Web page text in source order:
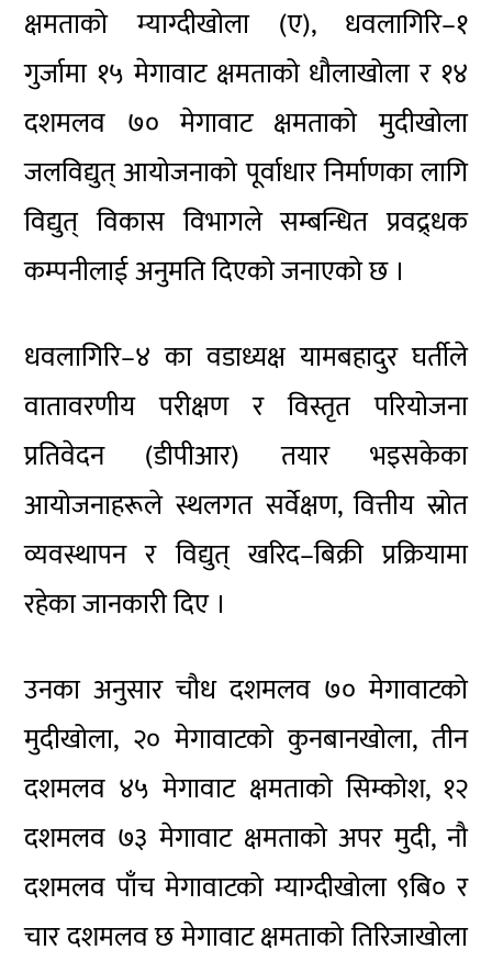
क्षमताको म्याग्दीखोला (ए), धवलागिरि–१
गुर्जामा १५ मेगावाट क्षमताको धौलाखोला र १४
दशमलव ७० मेगावाट क्षमताको मुदीखोला
जलविद्युत् आयोजनाको पूर्वाधार निर्माणका लागि
विद्युत् विकास विभागले सम्बन्धित प्रवद्र्धक
कम्पनीलाई अनुमति दिएको जनाएको छ ।
धवलागिरि–४ का वडाध्यक्ष यामबहादुर घर्तीले
वातावरणीय परीक्षण र विस्तृत परियोजना
प्रतिवेदन (डीपीआर) तयार भइसकेका
आयोजनाहरूले स्थलगत सर्वेक्षण, वित्तीय स्रोत
व्यवस्थापन र विद्युत् खरिद–बिक्री प्रक्रियामा
रहेका जानकारी दिए ।
उनका अनुसार चौध दशमलव ७० मेगावाटको
मुदीखोला, २० मेगावाटको कुनबानखोला, तीन
दशमलव ४५ मेगावाट क्षमताको सिम्कोश, १२
दशमलव ७३ मेगावाट क्षमताको अपर मुदी, नौ
दशमलव पाँच मेगावाटको म्याग्दीखोला ९बि० र
चार दशमलव छ मेगावाट क्षमताको तिरिजाखोला